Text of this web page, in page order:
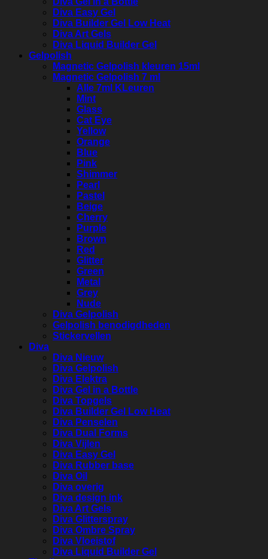
Diva Easy Gel
Diva Builder Gel Low Heat
Diva Art Gels
Diva Liquid Builder Gel
Gelpolish
Magnetic Gelpolish kleuren 15ml
Magnetic Gelpolish 7 ml
Alle 7ml KLeuren
Mint
Glass
Cat Eye
Yellow
Orange
Blue
Pink
Shimmer
Pearl
Pastel
Beige
Cherry
Purple
Brown
Red
Glitter
Green
Metal
Grey
Nude
Diva Gelpolish
Gelpolish benodigdheden
Stickervellen
Diva
Diva Nieuw
Diva Gelpolish
Diva Elektra
Diva Gel in a Bottle
Diva Topgels
Diva Builder Gel Low Heat
Diva Penselen
Diva Dual Forms
Diva Vijlen
Diva Easy Gel
Diva Rubber base
Diva Oil
Diva overig
Diva design ink
Diva Art Gels
Diva Glitterspray
Diva Ombre Spray
Diva Vloeistof
Diva Liquid Builder Gel